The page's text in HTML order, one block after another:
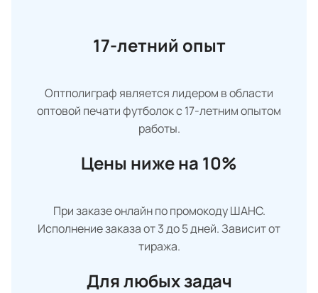
17-летний опыт
Оптполиграф является лидером в области
оптовой печати футболок с 17-летним опытом
работы.
Цены ниже на 10%
При заказе онлайн по промокоду ШАНС.
Исполнение заказа от 3 до 5 дней. Зависит от
тиража.
Для любых задач